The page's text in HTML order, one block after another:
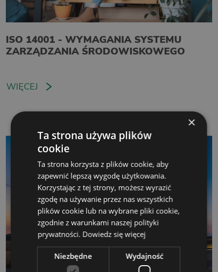
ISO 14001 - WYMAGANIA SYSTEMU
ZARZĄDZANIA ŚRODOWISKOWEGO
WIĘCEJ
×
Ta strona używa plików
cookie
Ta strona korzysta z plików cookie, aby
zapewnić lepszą wygodę użytkowania.
Korzystając z tej strony, możesz wyrazić
zgodę na używanie przez nas wszystkich
plików cookie lub na wybrane pliki cookie,
zgodnie z warunkami naszej polityki
prywatności. Dowiedz się więcej
Niezbędne Wydajność